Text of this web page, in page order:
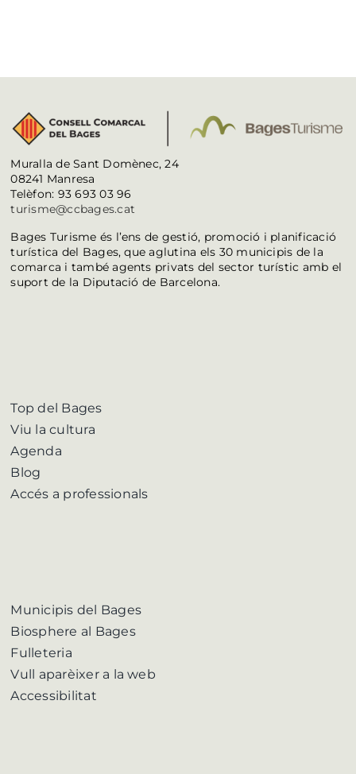
Muralla de Sant Domènec, 24
08241 Manresa
Telèfon: 93 693 03 96
turisme@ccbages.cat
Bages Turisme és l’ens de gestió, promoció i planificació
turística del Bages, que aglutina els 30 municipis de la
comarca i també agents privats del sector turístic amb el
suport de la Diputació de Barcelona.
Top del Bages
Viu la cultura
Agenda
Blog
Accés a professionals
Municipis del Bages
Biosphere al Bages
Fulleteria
Vull aparèixer a la web
Accessibilitat